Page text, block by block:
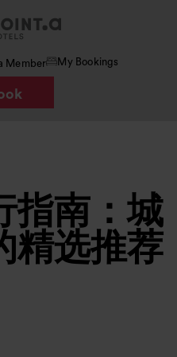
Member My Bookings
指南：城
精选推荐